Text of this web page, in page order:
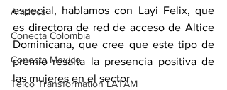
Amdocs
Conecta Colombia
Conecta Mexico
Telco Transformation LATAM
especial, hablamos con Layi Felix, que
es directora de red de acceso de Altice
Dominicana, que cree que este tipo de
premio resalta la presencia positiva de
las mujeres en el sector.